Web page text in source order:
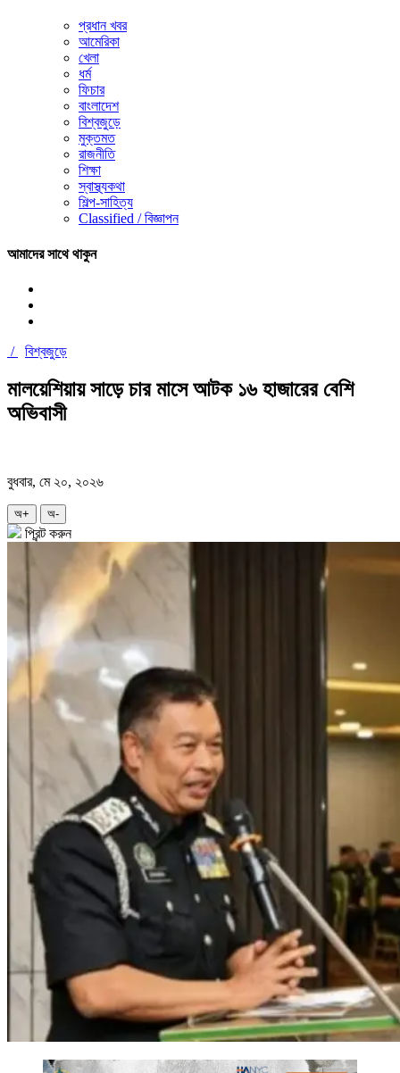
প্রধান খবর
আমেরিকা
খেলা
ধর্ম
ফিচার
বাংলাদেশ
বিশ্বজুড়ে
মুক্তমত
রাজনীতি
শিক্ষা
স্বাস্থ্যকথা
শিল্প-সাহিত্য
Classified / বিজ্ঞাপন
আমাদের সাথে থাকুন
/ বিশ্বজুড়ে
মালয়েশিয়ায় সাড়ে চার মাসে আটক ১৬ হাজারের বেশি
অভিবাসী
বুধবার, মে ২০, ২০২৬
অ+ অ-
প্রিন্ট করুন